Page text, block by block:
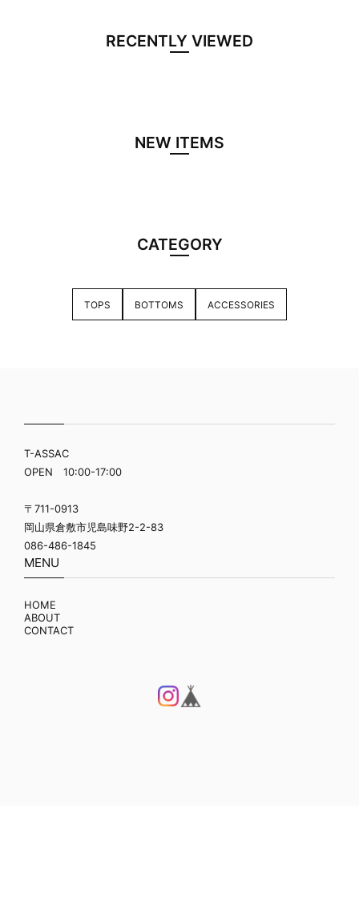
RECENTLY VIEWED
NEW ITEMS
CATEGORY
TOPS BOTTOMS ACCESSORIES
T-ASSAC
OPEN 10:00-17:00
〒711-0913
岡山県倉敷市児島味野2-2-83
086-486-1845
MENU
HOME
ABOUT
CONTACT